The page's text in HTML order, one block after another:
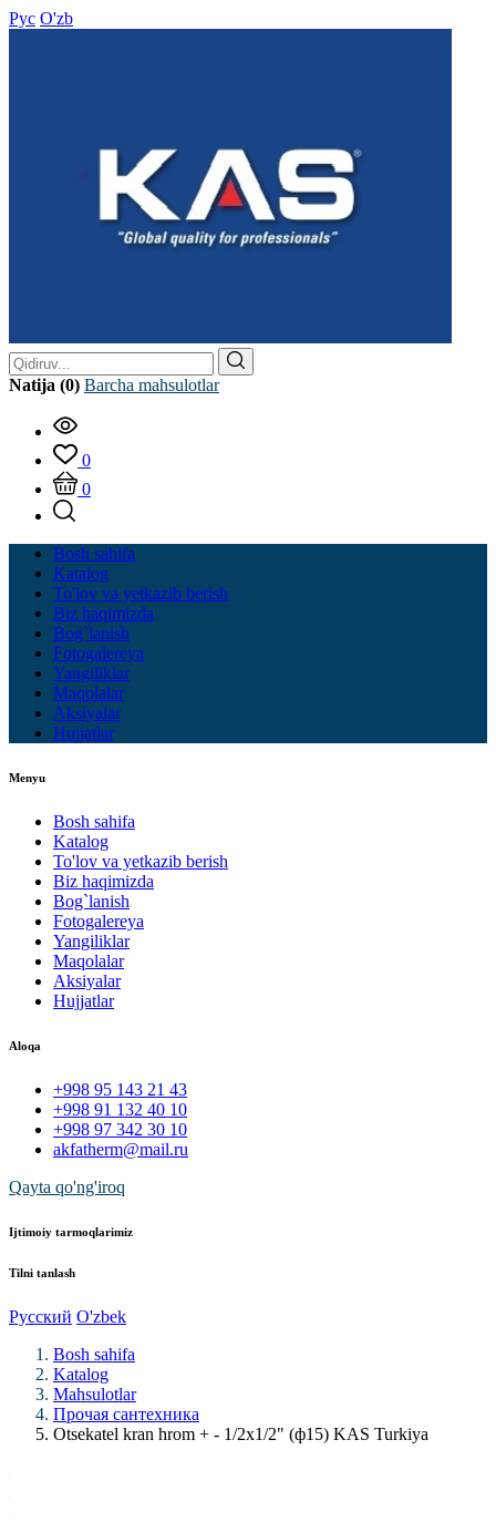
Рус O'zb
Natija (0) Barcha mahsulotlar
0
0
Bosh sahifa
Katalog
To'lov va yetkazib berish
Biz haqimizda
Bog`lanish
Fotogalereya
Yangiliklar
Maqolalar
Aksiyalar
Hujjatlar
Menyu
Bosh sahifa
Katalog
To'lov va yetkazib berish
Biz haqimizda
Bog`lanish
Fotogalereya
Yangiliklar
Maqolalar
Aksiyalar
Hujjatlar
Aloqa
+998 95 143 21 43
+998 91 132 40 10
+998 97 342 30 10
akfatherm@mail.ru
Qayta qo'ng'iroq
Ijtimoiy tarmoqlarimiz
Tilni tanlash
Русский O'zbek
Bosh sahifa
Katalog
Mahsulotlar
Прочая сантехника
Otsekatel kran hrom + - 1/2x1/2" (ф15) KAS Turkiya